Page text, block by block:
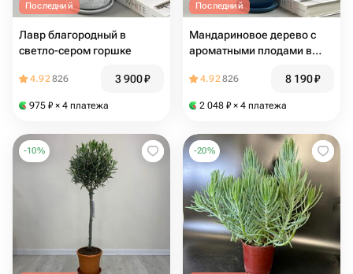
Последний
Лавр благородный в
светло-сером горшке
4.92826 3 900₽
975 ₽ × 4 платежа
Последний
Мандариновое дерево с
ароматными плодами в
горшке
4.92826 8 190₽
2 048 ₽ × 4 платежа
-10% -20%